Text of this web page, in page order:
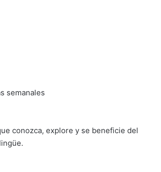
semanales
conozca, explore y se beneficie del